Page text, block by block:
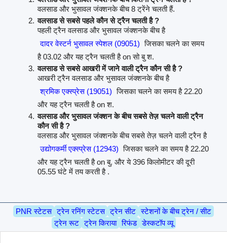
वलसाड और भुसावल जंक्शनके बीच 8 ट्रेंने चलती हैं.
वलसाड से सबसे पहले कौन से ट्रैन चलती है ?
पहली ट्रैन वलसाड और भुसावल जंक्शनके बीच है
दादर वेस्टर्न भुसावल स्पेशल (09051) जिसका चलने का समय
है 03.02 और यह ट्रैन चलती है on सो बु श.
वलसाड से सबसे आखरी में जाने वाली ट्रैन कौन सी है ?
आखरी ट्रैन वलसाड और भुसावल जंक्शनके बीच है
श्रमिक एक्स्प्रेस (19051) जिसका चलने का समय है 22.20
और यह ट्रैन चलती है on श.
वलसाड और भुसावल जंक्शन के बीच सबसे तेज़ चलने वाली ट्रैन
कौन सी है ?
वलसाड और भुसावल जंक्शनके बीच सबसे तेज़ चलने वाली ट्रैन है
उद्योगकर्मी एक्स्प्रेस (12943) जिसका चलने का समय है 22.20
और यह ट्रैन चलती है on बु. और ये 396 किलोमीटर की दूरी
05.55 घंटे में तय करती है .
PNR स्टेटस ट्रेन रनिंग स्टेटस ट्रेन सीट स्टेशनों के बीच ट्रेन / सीट
ट्रेन रूट ट्रेन किराया रिफंड डेस्कटॉप व्यू